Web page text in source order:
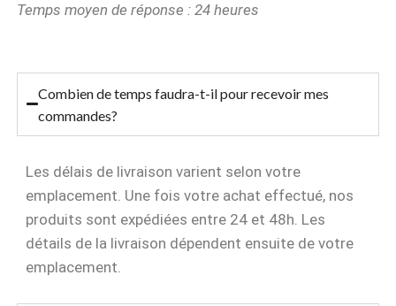
Temps moyen de réponse : 24 heures
Combien de temps faudra-t-il pour recevoir mes
commandes?
Les délais de livraison varient selon votre
emplacement. Une fois votre achat effectué, nos
produits sont expédiées entre 24 et 48h. Les
détails de la livraison dépendent ensuite de votre
emplacement.